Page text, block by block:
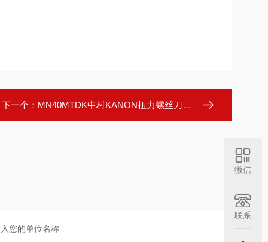
下一个： MN40MTDK中村KANON扭力螺丝刀多种类型可选
微信
联系